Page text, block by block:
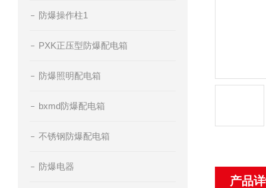
防爆操作柱1
PXK正压型防爆配电箱
防爆照明配电箱
bxmd防爆配电箱
不锈钢防爆配电箱
防爆电器
产品